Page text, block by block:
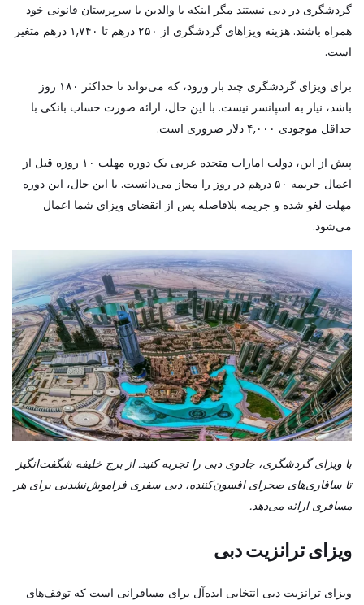
گردشگری در دبی نیستند مگر اینکه با والدین یا سرپرستان قانونی خود
همراه باشند. هزینه ویزاهای گردشگری از ۲۵۰ درهم تا ۱,۷۴۰ درهم متغیر
است.
برای ویزای گردشگری چند بار ورود، که می‌تواند تا حداکثر ۱۸۰ روز
باشد، نیاز به اسپانسر نیست. با این حال، ارائه صورت حساب بانکی با
حداقل موجودی ۴,۰۰۰ دلار ضروری است.
پیش از این، دولت امارات متحده عربی یک دوره مهلت ۱۰ روزه قبل از
اعمال جریمه ۵۰ درهم در روز را مجاز می‌دانست. با این حال، این دوره
مهلت لغو شده و جریمه بلافاصله پس از انقضای ویزای شما اعمال
می‌شود.
با ویزای گردشگری، جادوی دبی را تجربه کنید. از برج خلیفه شگفت‌انگیز
تا سافاری‌های صحرای افسون‌کننده، دبی سفری فراموش‌نشدنی برای هر
مسافری ارائه می‌دهد.
ویزای ترانزیت دبی
ویزای ترانزیت دبی انتخابی ایده‌آل برای مسافرانی است که توقف‌های